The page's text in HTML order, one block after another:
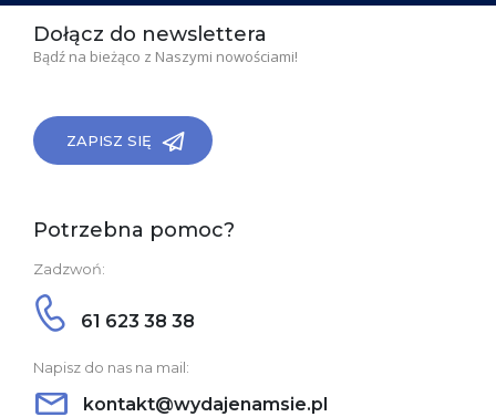
Dołącz do newslettera
Bądź na bieżąco z Naszymi nowościami!
ZAPISZ SIĘ
Potrzebna pomoc?
Zadzwoń:
61 623 38 38
Napisz do nas na mail:
kontakt@wydajenamsie.pl